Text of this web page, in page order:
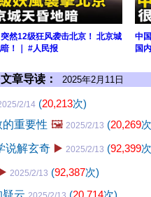
然12级狂风袭击北京！ 北京城
！｜ #人民报
中
国
章导读： 2025年2月11日
2/14 (20,213次)
重要性 🖼️ 2025/2/13 (20,269
说解玄奇 ▶️ 2025/2/13 (92,399
2025/2/13 (92,387次)
疑云
(20,714次)